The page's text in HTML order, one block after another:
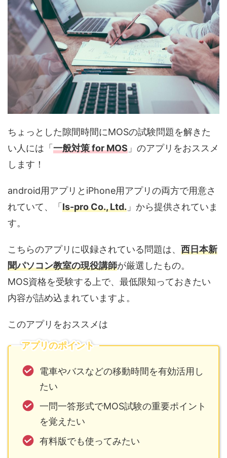
ちょっとした隙間時間にMOSの試験問題を解きた
い人には「 一般対策 for MOS 」のアプリをおススメ
します！
android用アプリとiPhone用アプリの両方で用意さ
れていて、「 Is-pro Co., Ltd. 」から提供されていま
す。
こちらのアプリに収録されている問題は、 西日本新
聞パソコン教室の現役講師が厳選したもの。
MOS資格を受験する上で、最低限知っておきたい
内容が詰め込まれていますよ。
このアプリをおススメは
アプリのポイント
電車やバスなどの移動時間を有効活用し
たい
一問一答形式でMOS試験の重要ポイント
を覚えたい
有料版でも使ってみたい